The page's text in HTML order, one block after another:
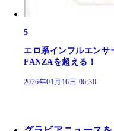
5
エロ系インフルエン
FANZAを超える！
2026年01月16日 06:30